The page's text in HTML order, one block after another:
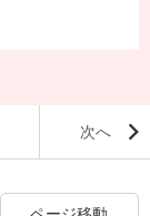
次へ